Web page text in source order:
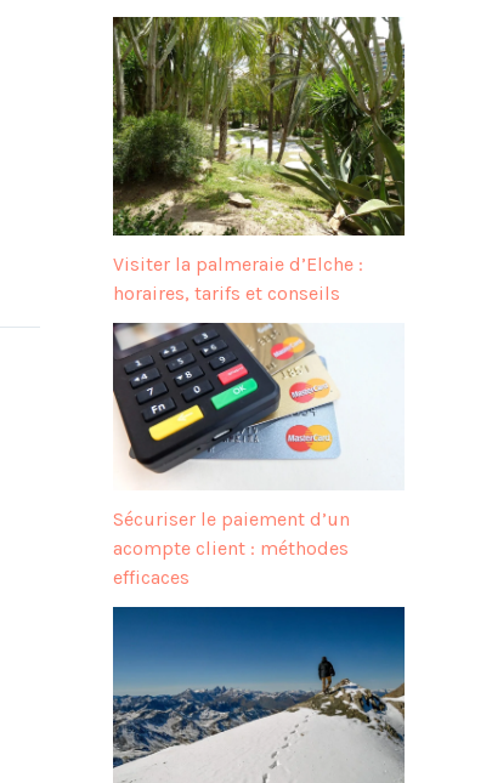
Visiter la palmeraie d’Elche :
horaires, tarifs et conseils
Sécuriser le paiement d’un
acompte client : méthodes
efficaces